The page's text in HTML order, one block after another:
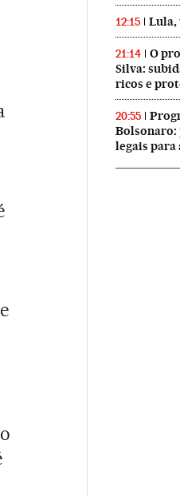
12:15 Lula,
21:14
O
Silva:
ricos e
20:55
Bolsonaro:
legais para